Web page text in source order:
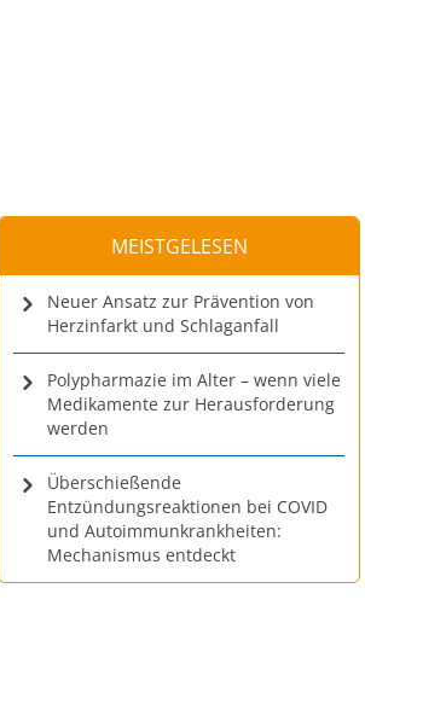
MEISTGELESEN
Neuer Ansatz zur Prävention von
Herzinfarkt und Schlaganfall
Polypharmazie im Alter – wenn viele
Medikamente zur Herausforderung
werden
Überschießende
Entzündungsreaktionen bei COVID
und Autoimmunkrankheiten:
Mechanismus entdeckt